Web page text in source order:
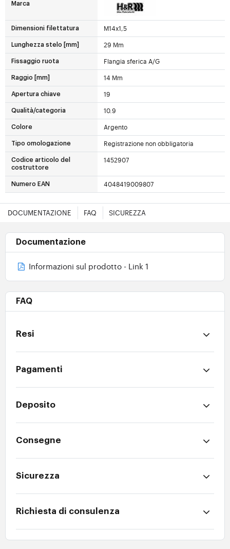
Marca
Dimensioni filettatura M14x1,5
Lunghezza stelo [mm] 29 Mm
Fissaggio ruota Flangia sferica A/G
Raggio [mm] 14 Mm
Apertura chiave 19
Qualità/categoria 10.9
Colore Argento
Tipo omologazione Registrazione non obbligatoria
Codice articolo del
costruttore
1452907
Numero EAN 4048419009807
DOCUMENTAZIONE FAQ SICUREZZA
Documentazione
Informazioni sul prodotto - Link 1
FAQ
Resi
Pagamenti
Deposito
Consegne
Sicurezza
Richiesta di consulenza